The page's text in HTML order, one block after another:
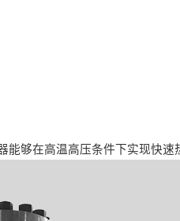
够在高温高压条件下实现快速